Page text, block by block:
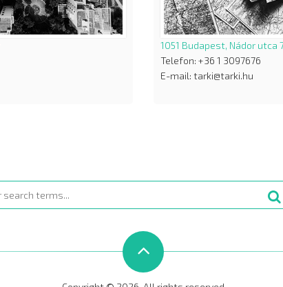
1051 Budapest, Nádor utca
Telefon: +36 1 3097676
E-mail: tarki@tarki.hu